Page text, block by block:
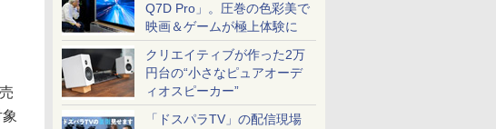
Q7D Pro」。圧巻の色彩美で
映画＆ゲームが極上体験に
クリエイティブが作った2万
円台の“小さなピュアオーデ
ィオスピーカー”
「ドスパラTV」の配信現場